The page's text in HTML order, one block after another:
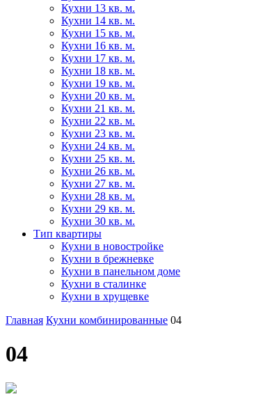
Кухни 13 кв. м.
Кухни 14 кв. м.
Кухни 15 кв. м.
Кухни 16 кв. м.
Кухни 17 кв. м.
Кухни 18 кв. м.
Кухни 19 кв. м.
Кухни 20 кв. м.
Кухни 21 кв. м.
Кухни 22 кв. м.
Кухни 23 кв. м.
Кухни 24 кв. м.
Кухни 25 кв. м.
Кухни 26 кв. м.
Кухни 27 кв. м.
Кухни 28 кв. м.
Кухни 29 кв. м.
Кухни 30 кв. м.
Тип квартиры
Кухни в новостройке
Кухни в брежневке
Кухни в панельном доме
Кухни в сталинке
Кухни в хрущевке
Главная Кухни комбинированные 04
04